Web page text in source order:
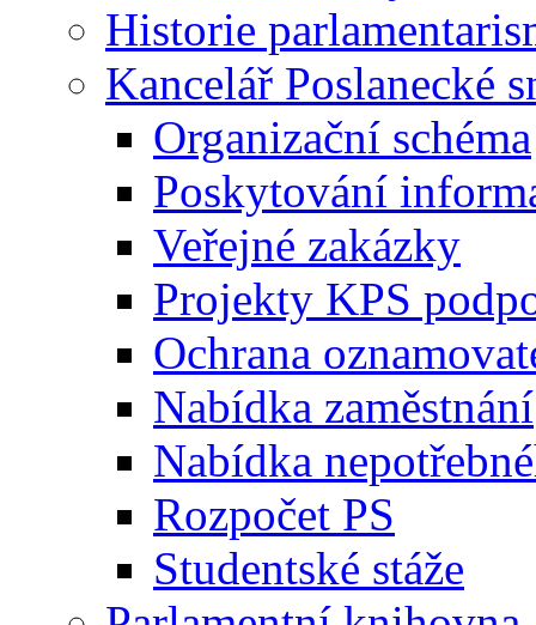
Historie
Kancelář Poslanecké
Organizační schéma
Poskytování
Veřejné zakázky
Projekty KPS
Ochrana
Nabídka zaměstnání
Nabídka
Rozpočet PS
Studentské stáže